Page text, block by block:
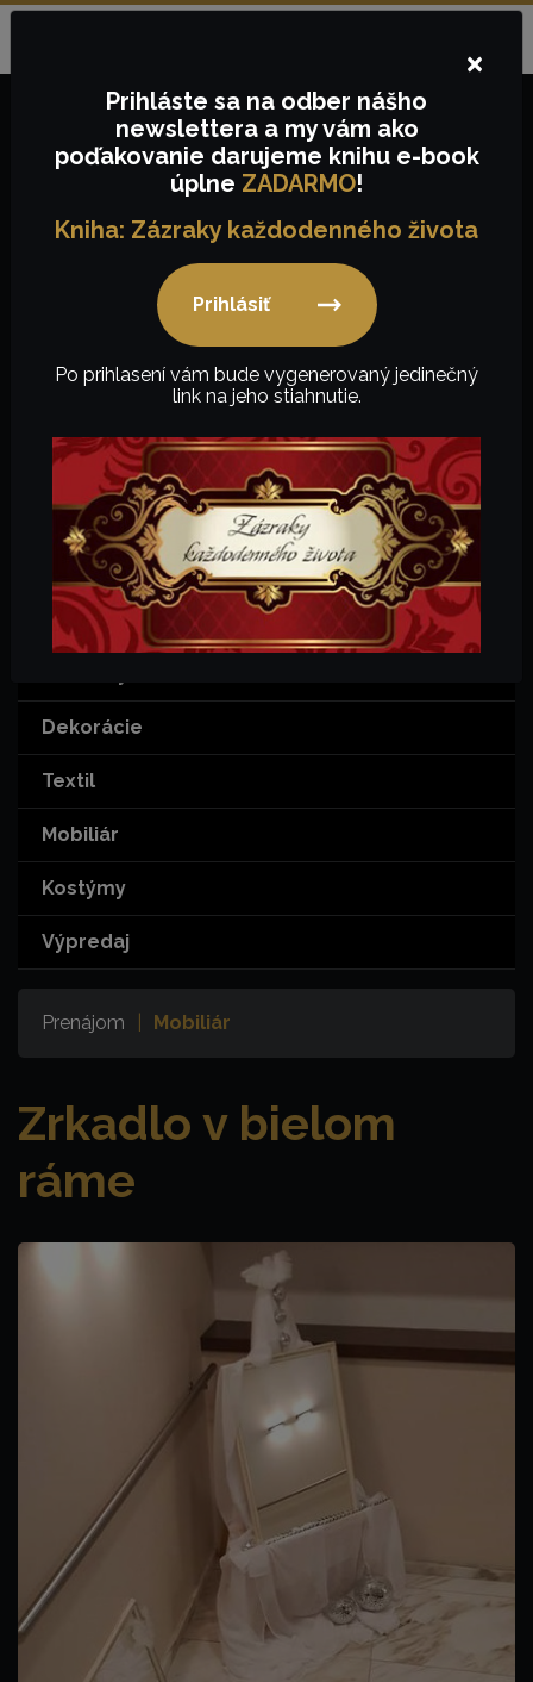
0,00€
Mobiliár
KATEGÓRIE
Šport
Dekorácie
Textil
Mobiliár
Kostýmy
Výpredaj
Prenájom Mobiliár
Zrkadlo v bielom
ráme
×
Prihláste sa na odber nášho
newsletteraa my vám ako
poďakovanie darujeme knihu e-book
úplne ZADARMO!
Kniha: Zázraky každodenného života
Prihlásiť
Po prihlasení vám bude vygenerovaný jedinečný
link na jeho stiahnutie.